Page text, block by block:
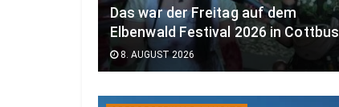
Das war der Freitag auf dem
Elbenwald Festival 2026 in Cottbus
8. AUGUST 2026